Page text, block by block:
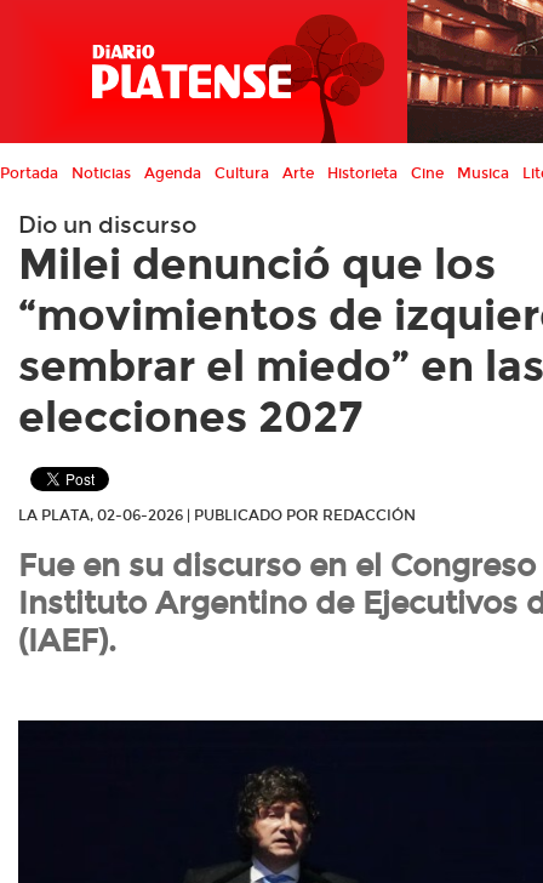
Portada Noticias Agenda Cultura Arte Historieta Cine Musica
Dio un discurso
Milei denunció que los
“movimientos de
sembrar el miedo” en las
elecciones 2027
LA PLATA, 02-06-2026 | PUBLICADO POR REDACCIÓN
Fue en su discurso en el
Instituto Argentino de Ejecutivos
(IAEF).